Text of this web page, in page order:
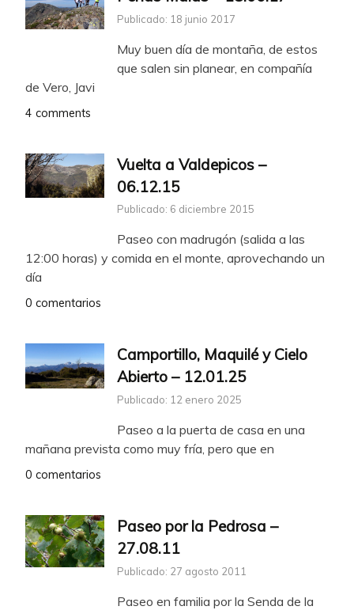
Publicado: 18 junio 2017
Muy buen día de montaña, de estos
que salen sin planear, en compañía
de Vero, Javi
4 comments
Vuelta a Valdepicos –
06.12.15
Publicado: 6 diciembre 2015
Paseo con madrugón (salida a las
12:00 horas) y comida en el monte, aprovechando un
día
0 comentarios
Camportillo, Maquilé y Cielo
Abierto – 12.01.25
Publicado: 12 enero 2025
Paseo a la puerta de casa en una
mañana prevista como muy fría, pero que en
0 comentarios
Paseo por la Pedrosa –
27.08.11
Publicado: 27 agosto 2011
Paseo en familia por la Senda de la